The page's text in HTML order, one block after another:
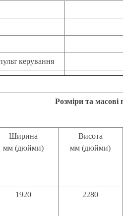
керування
Розміри та масові
Ширина
мм (дюйми)
Висота
мм (дюйми)
1920 2280